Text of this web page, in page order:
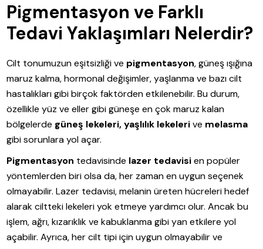
Pigmentasyon ve Farklı
Tedavi Yaklaşımları Nelerdir?
Cilt tonumuzun eşitsizliği ve pigmentasyon, güneş ışığına
maruz kalma, hormonal değişimler, yaşlanma ve bazı cilt
hastalıkları gibi birçok faktörden etkilenebilir. Bu durum,
özellikle yüz ve eller gibi güneşe en çok maruz kalan
bölgelerde güneş lekeleri, yaşlılık lekelerive melasma
gibi sorunlara yol açar.
Pigmentasyon tedavisinde lazer tedavisien popüler
yöntemlerden biri olsa da, her zaman en uygun seçenek
olmayabilir. Lazer tedavisi, melanin üreten hücreleri hedef
alarak ciltteki lekeleri yok etmeye yardımcı olur. Ancak bu
işlem, ağrı, kızarıklık ve kabuklanma gibi yan etkilere yol
açabilir. Ayrıca, her cilt tipi için uygun olmayabilir ve